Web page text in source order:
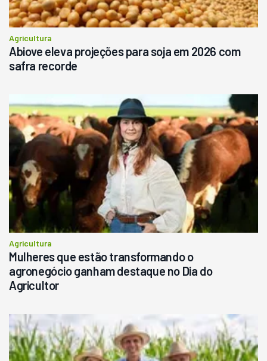
Agricultura
Abiove eleva projeções para soja em 2026 com
safra recorde
Agricultura
Mulheres que estão transformando o
agronegócio ganham destaque no Dia do
Agricultor